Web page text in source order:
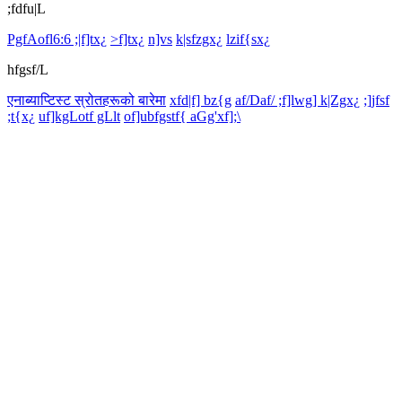
;fdfu|L
PgfAofl6:6 ;|f]tx¿ >f]tx¿ n]vs k|sfzgx¿ lzif{sx¿
hfgsf/L
एनाब्याप्टिस्ट स्रोतहरूको बारेमा xfd|f] bz{g af/Daf/ ;f]lwg] k|Zgx¿ ;]jfsf
;t{x¿ uf]kgLotf gLlt of]ubfgstf{ aGg'xf];\